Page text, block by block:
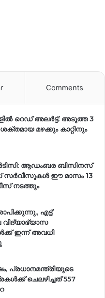
Comments
റെഡ് അലര്‍ട്ട്: അടുത്ത 3
മഴക്കും കാറ്റിനും
ആഡംബര ബിസിനസ്
ഈ മാസം 13
നടത്തും
എട്ട്
വിദ്യാഭ്യാസ
ഇന്ന് അവധി
പ്രധാനമന്ത്രിയുടെ
ചെലഴിച്ചത് 557